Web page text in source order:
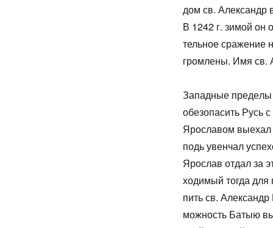
дом св. Алек­сандр
В 1242 г. зи­мой он
тель­ное сра­же­ние
гром­ле­ны. Имя св.
За­пад­ные пре­де­лы
обез­опа­сить Русь
Яро­сла­вом
подь увен­чал
Яро­слав от­дал за
хо­ди­мый то­гда
пить св.
мож­ность Ба­тыю